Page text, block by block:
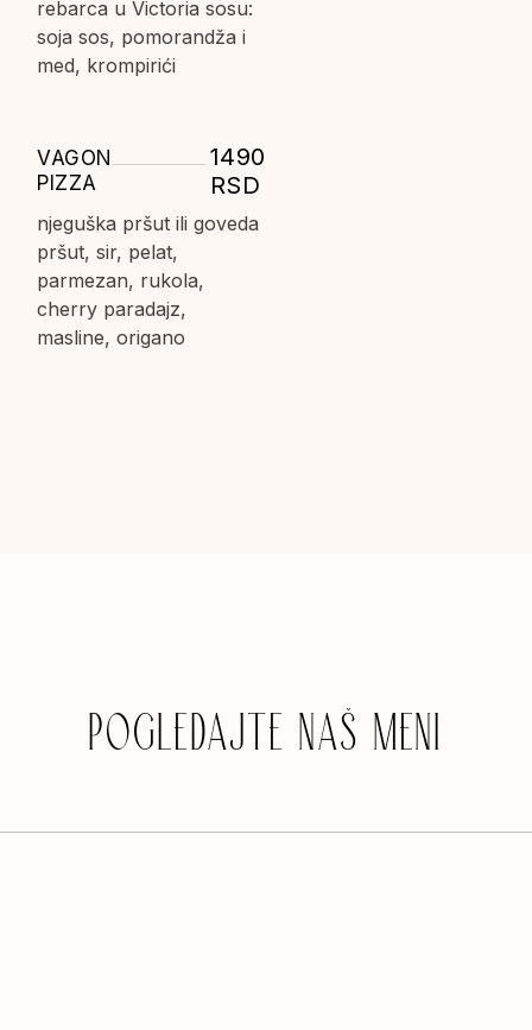
rebarca u Victoria sosu:
soja sos, pomorandža i
med, krompirići
VAGON
PIZZA
1490
RSD
njeguška pršut ili goveda
pršut, sir, pelat,
parmezan, rukola,
cherry paradajz,
masline, origano
POGLEDAJTE NAŠ MENI